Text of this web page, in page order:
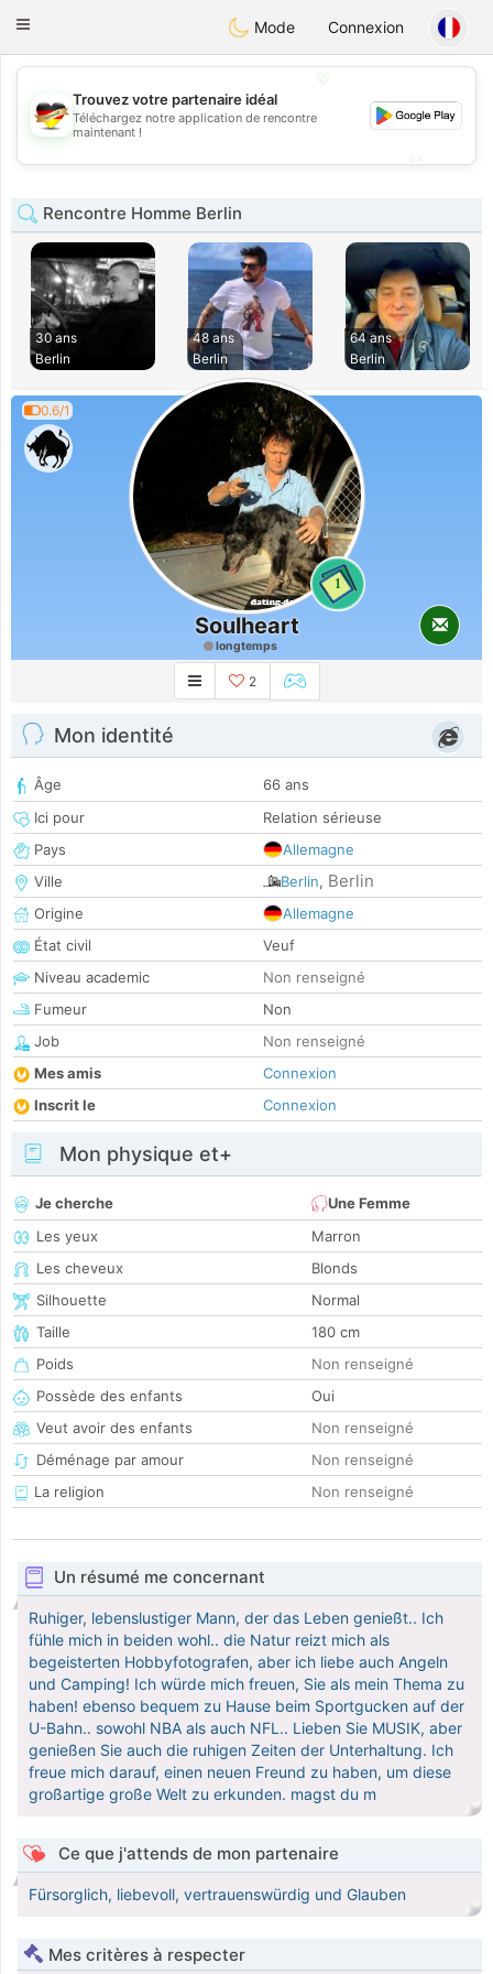
DeutschDating
Toggle
Mode Connexion
💖
💕
Trouvez votre partenaire idéal
Téléchargez notre application de rencontre
maintenant !
Rencontre Homme Berlin
30 ans
Berlin
48 ans
Berlin
64 ans
Berlin
0.6/1
1
Soulheart
longtemps
2
Mon identité
Âge
66 ans
Ici pour
Relation sérieuse
Pays
Allemagne
Ville
Berlin, Berlin
Origine
Allemagne
État civil
Veuf
Niveau academic
Non renseigné
Fumeur
Non
Job
Non renseigné
Mes amis
Connexion
Inscrit le
Connexion
Mon physique et+
Je cherche
Une Femme
Les yeux
Marron
Les cheveux
Blonds
Silhouette
Normal
Taille
180 cm
Poids
Non renseigné
Possède des enfants
Oui
Veut avoir des enfants
Non renseigné
Déménage par amour
Non renseigné
La religion
Non renseigné
Un résumé me concernant
Ruhiger, lebenslustiger Mann, der das Leben genießt.. Ich
fühle mich in beiden wohl.. die Natur reizt mich als
begeisterten Hobbyfotografen, aber ich liebe auch Angeln
und Camping! Ich würde mich freuen, Sie als mein Thema zu
haben! ebenso bequem zu Hause beim Sportgucken auf der
U-Bahn.. sowohl NBA als auch NFL.. Lieben Sie MUSIK, aber
genießen Sie auch die ruhigen Zeiten der Unterhaltung. Ich
freue mich darauf, einen neuen Freund zu haben, um diese
großartige große Welt zu erkunden. magst du m
Ce que j'attends de mon partenaire
Fürsorglich, liebevoll, vertrauenswürdig und Glauben
Mes critères à respecter